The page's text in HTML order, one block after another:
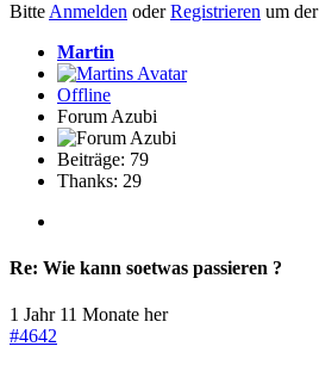
Bitte Anmelden oderRegistrieren um
Martin
Offline
Forum Azubi
Beiträge: 79
Thanks: 29
Re: Wie kann soetwas passieren ?
1 Jahr 11 Monate her
#4642